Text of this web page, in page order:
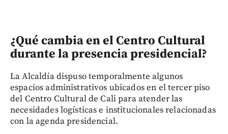
¿Qué cambia en el Centro Cultural
durante la presencia presidencial?
La Alcaldía dispuso temporalmente algunos
espacios administrativos ubicados en el tercer piso
del Centro Cultural de Cali para atender las
necesidades logísticas e institucionales relacionadas
con la agenda presidencial.